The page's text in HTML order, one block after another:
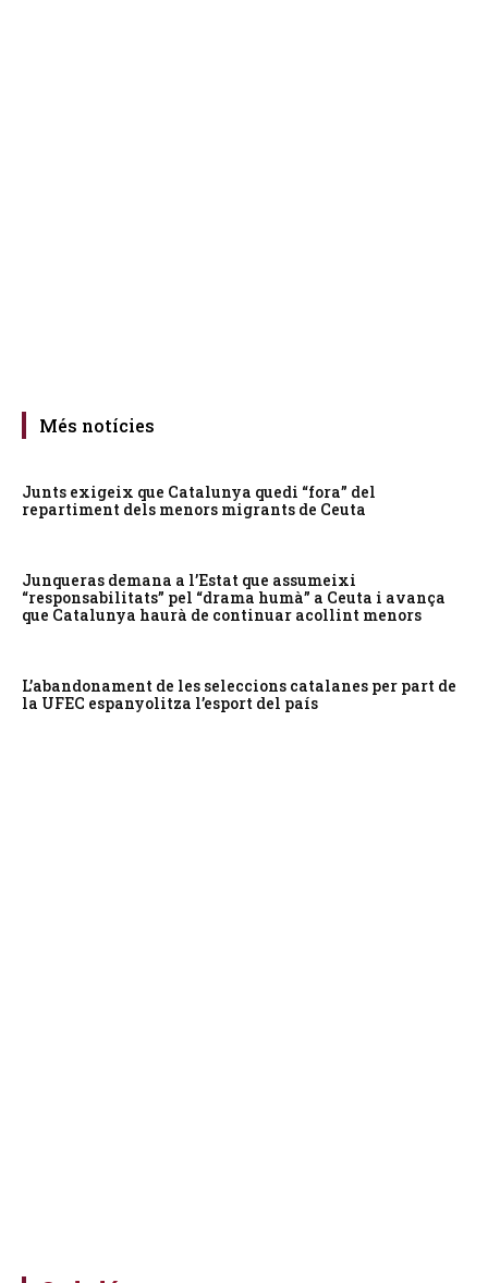
Més notícies
Junts exigeix que Catalunya quedi “fora” del
repartiment dels menors migrants de Ceuta
Junqueras demana a l’Estat que assumeixi
“responsabilitats” pel “drama humà” a Ceuta i avança
que Catalunya haurà de continuar acollint menors
L’abandonament de les seleccions catalanes per part de
la UFEC espanyolitza l’esport del país